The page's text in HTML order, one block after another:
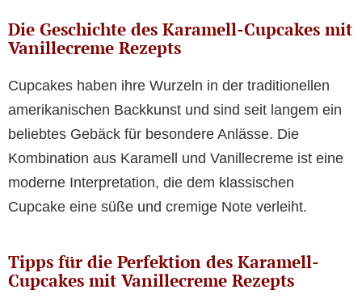
Die Geschichte des Karamell-Cupcakes mit
Vanillecreme Rezepts
Cupcakes haben ihre Wurzeln in der traditionellen
amerikanischen Backkunst und sind seit langem ein
beliebtes Gebäck für besondere Anlässe. Die
Kombination aus Karamell und Vanillecreme ist eine
moderne Interpretation, die dem klassischen
Cupcake eine süße und cremige Note verleiht.
Tipps für die Perfektion des Karamell-
Cupcakes mit Vanillecreme Rezepts